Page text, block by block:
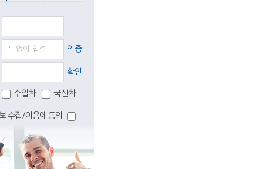
인증
확인
수입차 국산차
수집/이용에 동의